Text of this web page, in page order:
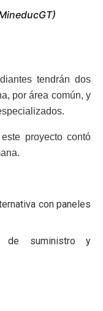
tendrán dos
por área común, y
proyecto contó
con paneles
de suministro y